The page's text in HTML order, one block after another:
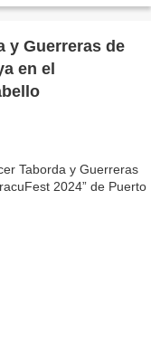
y Guerreras de
en el